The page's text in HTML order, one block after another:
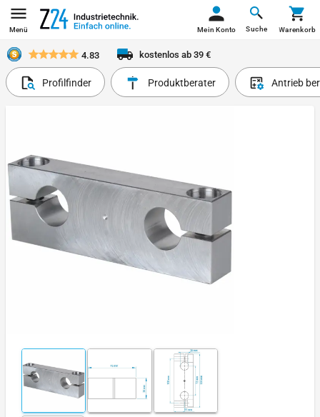
Menü Suche
Mein Konto Warenkorb
4.83 kostenlos ab 39 €
Profilfinder Produktberater Antrieb